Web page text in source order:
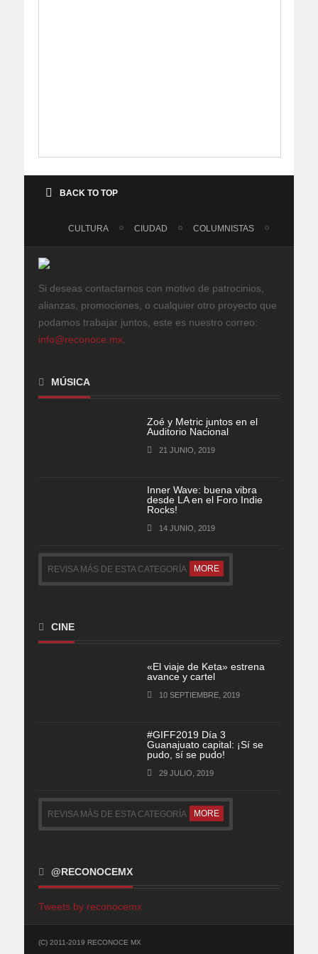
BACK TO TOP
CULTURA CIUDAD COLUMNISTAS
Si deseas contactarnos con motivo de patrocinios,
alianzas, promociones, o cualquier otro proyecto que
podamos trabajar juntos, este es nuestro correo:
info@reconoce.mx
MÚSICA
Zoé y Metric juntos en el
Auditorio Nacional
21 JUNIO, 2019
Inner Wave: buena vibra
desde LA en el Foro Indie
Rocks!
14 JUNIO, 2019
REVISA MÁS DE ESTA CATEGORÍA MORE
CINE
«El viaje de Keta» estrena
avance y cartel
10 SEPTIEMBRE, 2019
#GIFF2019 Día 3
Guanajuato capital: ¡Sí se
pudo, sí se pudo!
29 JULIO, 2019
REVISA MÁS DE ESTA CATEGORÍA MORE
@RECONOCEMX
Tweets by reconocemx
(C) 2011-2019 RECONOCE MX